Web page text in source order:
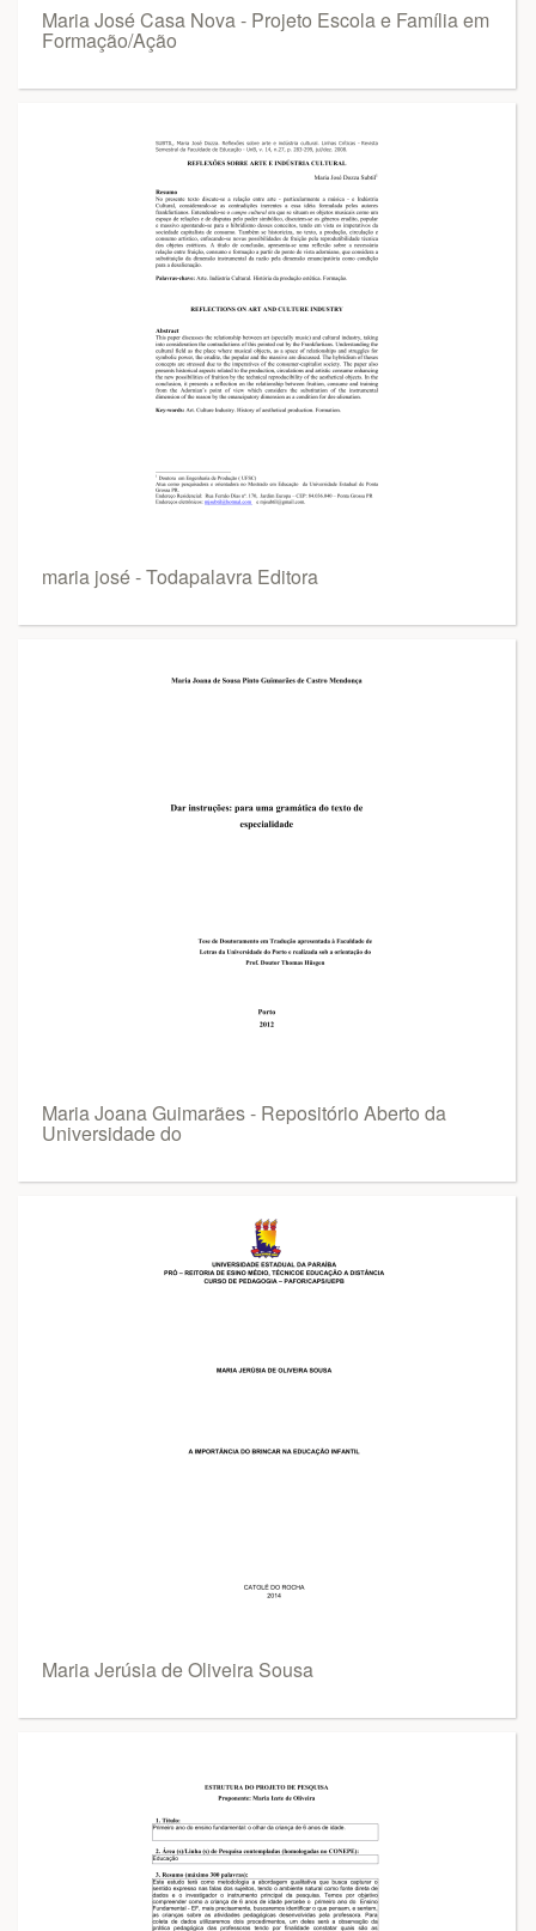
Maria José Casa Nova - Projeto Escola e Família em
Formação/Ação
maria josé - Todapalavra Editora
Maria Joana Guimarães - Repositório Aberto da
Universidade do
Maria Jerúsia de Oliveira Sousa